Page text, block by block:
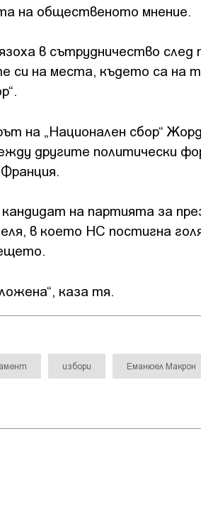
на общественото мнение.
в сътрудничество
си на места, където са на
на „Национален сбор“
другите политически
на партията за
в което НС постигна
каза тя.
избори Еманюел Макрон